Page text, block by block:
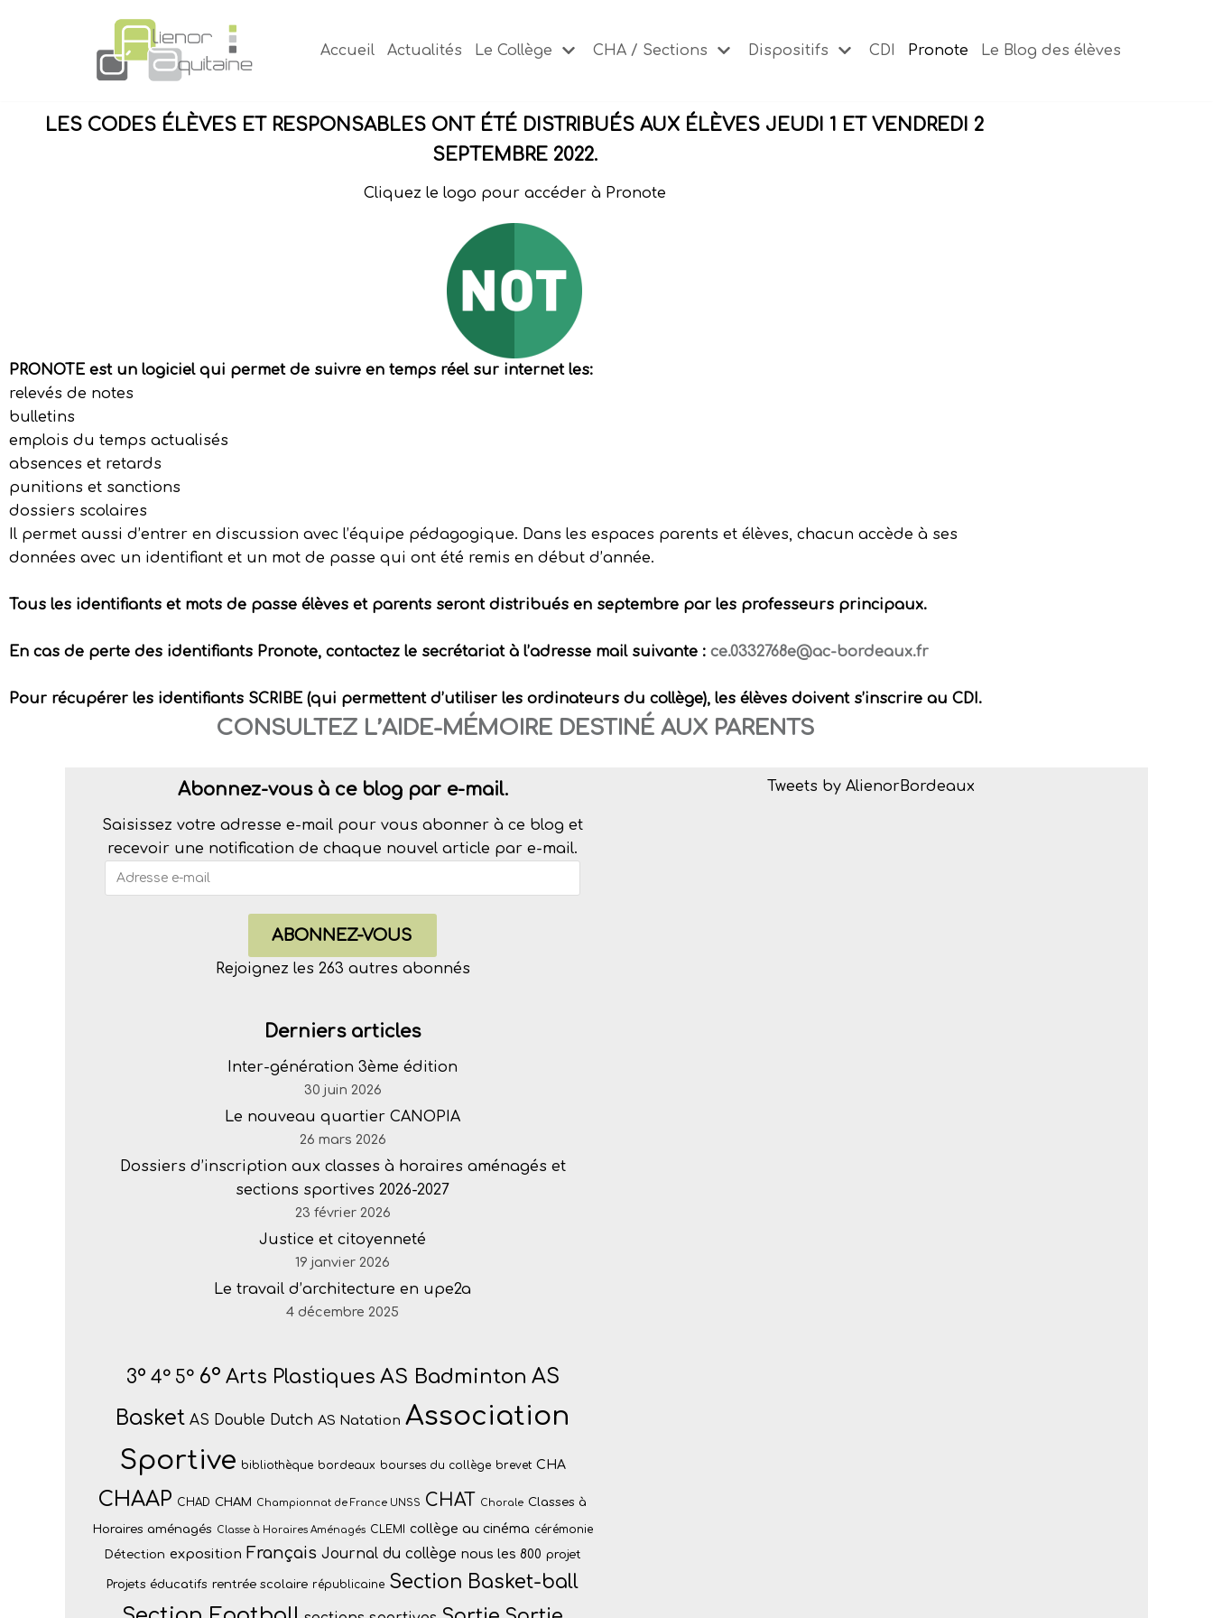
Accueil Actualités Le Collège CHA / Sections Dispositifs CDI Pronote Le Blog des élèves
LES CODES ÉLÈVES ET RESPONSABLES ONT ÉTÉ DISTRIBUÉS AUX ÉLÈVES JEUDI 1 ET VENDREDI 2
SEPTEMBRE 2022.
Cliquez le logo pour accéder à Pronote
PRONOTE est un logiciel qui permet de suivre en temps réel sur internet les:
relevés de notes
bulletins
emplois du temps actualisés
absences et retards
punitions et sanctions
dossiers scolaires
Il permet aussi d’entrer en discussion avec l’équipe pédagogique. Dans les espaces parents et élèves, chacun accède à ses
données avec un identifiant et un mot de passe qui ont été remis en début d’année.
Tous les identifiants et mots de passe élèves et parents seront distribués en septembre par les professeurs principaux.
En cas de perte des identifiants Pronote, contactez le secrétariat à l’adresse mail suivante : ce.0332768e@ac-bordeaux.fr
Pour récupérer les identifiants SCRIBE (qui permettent d’utiliser les ordinateurs du collège), les élèves doivent s’inscrire au CDI.
CONSULTEZ L’AIDE-MÉMOIRE DESTINÉ AUX PARENTS
Abonnez-vous à ce blog par e-mail.
Saisissez votre adresse e-mail pour vous abonner à ce blog et
recevoir une notification de chaque nouvel article par e-mail.
ABONNEZ-VOUS
Rejoignez les 263 autres abonnés
Derniers articles
Inter-génération 3ème édition
30 juin 2026
Le nouveau quartier CANOPIA
26 mars 2026
Dossiers d’inscription aux classes à horaires aménagés et
sections sportives 2026-2027
23 février 2026
Justice et citoyenneté
19 janvier 2026
Le travail d’architecture en upe2a
4 décembre 2025
3° 4° 5° 6° Arts Plastiques AS Badminton AS
Basket AS Double Dutch AS Natation Association
Sportive bibliothèque bordeaux bourses du collège brevet CHA
CHAAP CHAD CHAM Championnat de France UNSS CHAT Chorale Classes à
Horaires aménagés
Classe à Horaires Aménagés CLEMI collège au cinéma cérémonie
Détection exposition Français Journal du collège nous les 800 projet
Projets éducatifs rentrée scolaire républicaine Section Basket-ball
Tweets by AlienorBordeaux